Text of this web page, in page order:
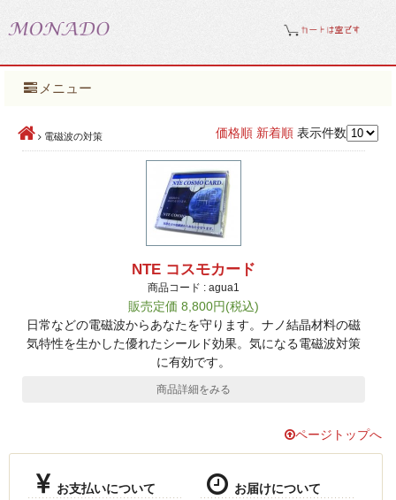
メニュー
電磁波の対策 価格順 新着順 表示件数
NTE コスモカード
商品コード : agua1
販売定価 8,800円(税込)
日常などの電磁波からあなたを守ります。ナノ結晶材料の磁
気特性を生かした優れたシールド効果。気になる電磁波対策
に有効です。
商品詳細をみる
ページトップへ
お支払いについて お届けについて